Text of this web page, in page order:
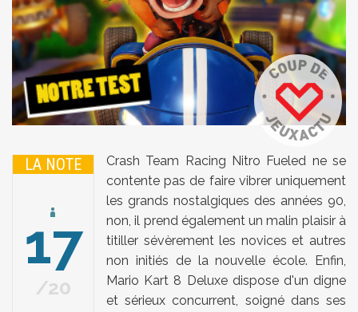
LA NOTE
17
20
Crash Team Racing Nitro Fueled ne se
contente pas de faire vibrer uniquement
les grands nostalgiques des années 90,
non, il prend également un malin plaisir à
titiller sévèrement les novices et autres
non initiés de la nouvelle école. Enfin,
Mario Kart 8 Deluxe dispose d'un digne
et sérieux concurrent, soigné dans ses